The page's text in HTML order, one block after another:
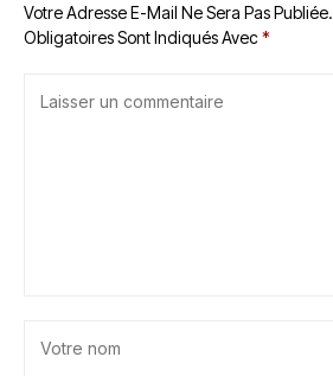
Votre Adresse E-Mail Ne Sera Pas Publiée.
Obligatoires Sont Indiqués Avec*